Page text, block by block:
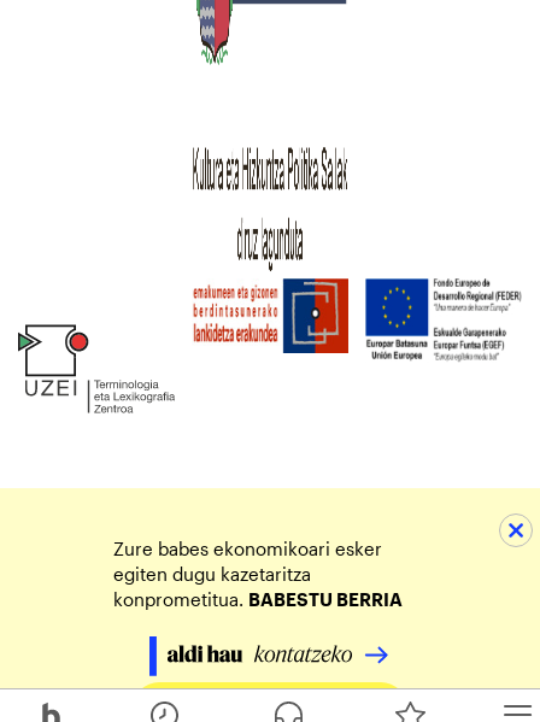
Zure babes ekonomikoari esker
egiten dugu kazetaritza
konprometitua. BABESTU BERRIA
Egin zure ekarpena